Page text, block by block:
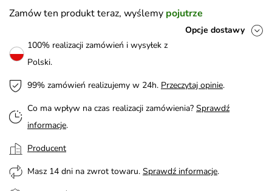
Zamów ten produkt teraz, wyślemy pojutrze
Opcje dostawy
100% realizacji zamówień i wysyłek z
Polski.
99% zamówień realizujemy w 24h. Przeczytaj opinie.
Co ma wpływ na czas realizacji zamówienia? Sprawdź
informacje.
Producent
Masz 14 dni na zwrot towaru. Sprawdź informacje.